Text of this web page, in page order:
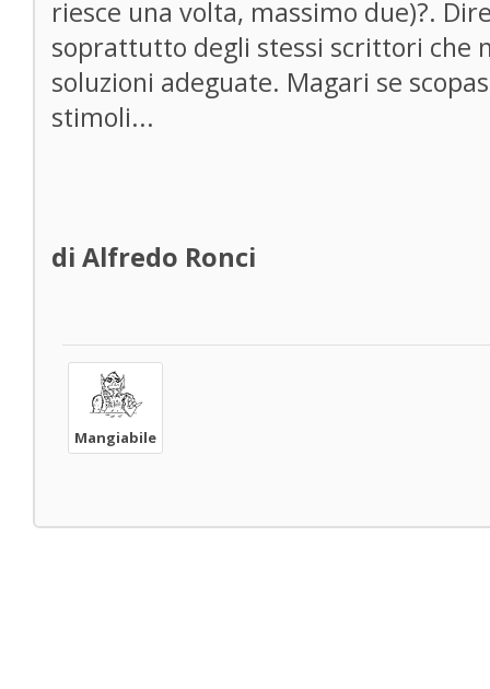
riesce una volta, massimo due)?.
soprattutto degli stessi scrittori che
soluzioni adeguate. Magari se
stimoli...
di Alfredo Ronci
Mangiabile